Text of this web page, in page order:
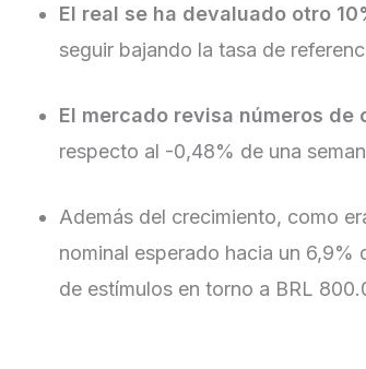
El real se ha devaluado otro
seguir bajando la tasa de
El mercado revisa números
respecto al -0,48% de una
Además del crecimiento, como
nominal esperado hacia un 6,9%
de estímulos en torno a BRL